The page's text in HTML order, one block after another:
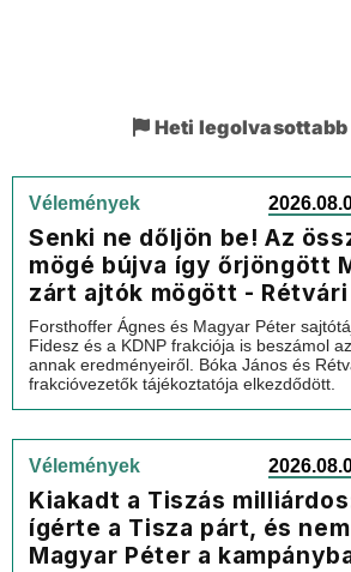
Heti
Vélemények
Senki ne dőljön be! Az
mögé bújva így őrjöngött
zárt ajtók mögött -
Forsthoffer Ágnes és Magyar Péter
Fidesz és a KDNP frakciója is beszámol
annak eredményeiről. Bóka János és
frakcióvezetők tájékoztatója elkezdődött.
Vélemények
Kiakadt a Tiszás
ígérte a Tisza párt, és
Magyar Péter a